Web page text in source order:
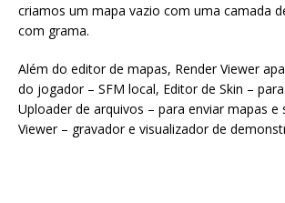
criamos um mapa vazio com uma camada
com grama.
Além do editor de mapas, Render Viewer
do jogador – SFM local, Editor de Skin –
Uploader de arquivos – para enviar mapas e
Viewer – gravador e visualizador de